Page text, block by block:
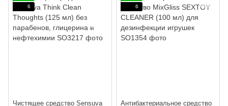
6
Чистящее средство Sensuva
6
Антибактериальное средство